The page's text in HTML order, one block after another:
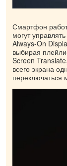
Смартфон
могут
Always-On
выбирая
Screen
всего экрана